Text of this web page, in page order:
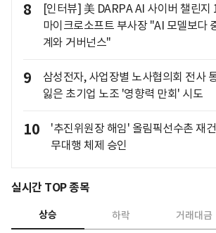
8
[인터뷰] 美 DARPA AI 사이버 챌린지
마이크로소프트 부사장 "AI 모델보다
계와 거버넌스"
9
삼성전자, 사업장별 노사협의회 전사
잃은 초기업 노조 '영향력 만회' 시도
10
'추진위원장 해임' 올림픽선수촌 재
무대행 체제 승인
실시간 TOP 종목
상승 하락 거래대금